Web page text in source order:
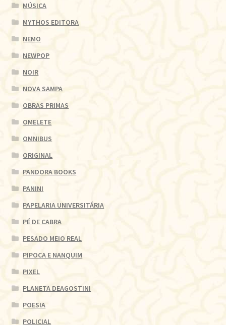
MÚSICA
MYTHOS EDITORA
NEMO
NEWPOP
NOIR
NOVA SAMPA
OBRAS PRIMAS
OMELETE
OMNIBUS
ORIGINAL
PANDORA BOOKS
PANINI
PAPELARIA UNIVERSITÁRIA
PÉ DE CABRA
PESADO MEIO REAL
PIPOCA E NANQUIM
PIXEL
PLANETA DEAGOSTINI
POESIA
POLICIAL